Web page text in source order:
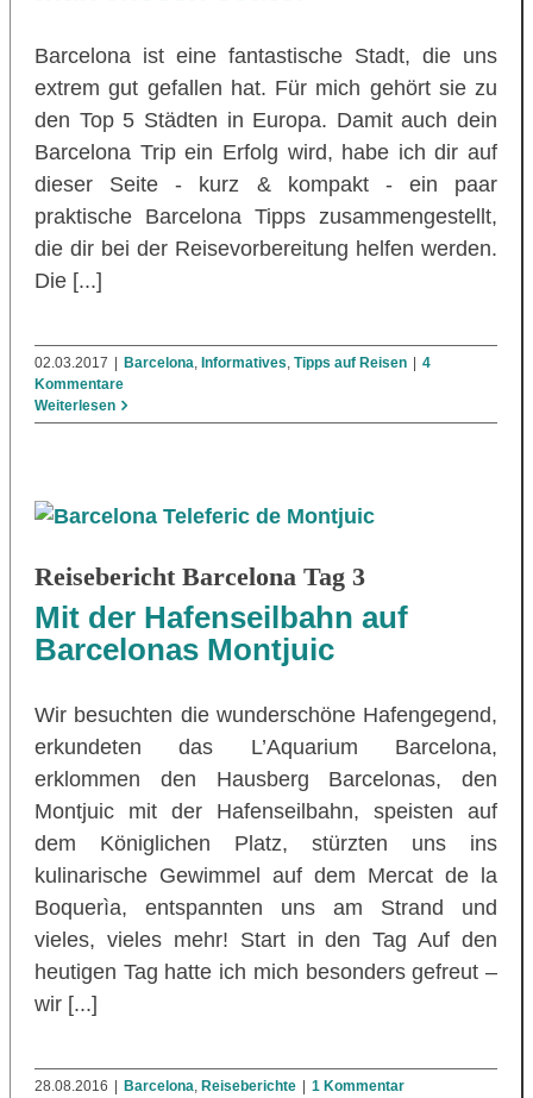
Barcelona ist eine fantastische Stadt, die uns
extrem gut gefallen hat. Für mich gehört sie zu
den Top 5 Städten in Europa. Damit auch dein
Barcelona Trip ein Erfolg wird, habe ich dir auf
dieser Seite - kurz & kompakt - ein paar
praktische Barcelona Tipps zusammengestellt,
die dir bei der Reisevorbereitung helfen werden.
Die [...]
02.03.2017 | Barcelona Informatives Tipps auf Reisen | 4
Kommentare
Weiterlesen
Reisebericht Barcelona Tag 3
Mit der Hafenseilbahn auf
Barcelonas Montjuic
Wir besuchten die wunderschöne Hafengegend,
erkundeten das L’Aquarium Barcelona,
erklommen den Hausberg Barcelonas, den
Montjuic mit der Hafenseilbahn, speisten auf
dem Königlichen Platz, stürzten uns ins
kulinarische Gewimmel auf dem Mercat de la
Boquerìa, entspannten uns am Strand und
vieles, vieles mehr! Start in den Tag Auf den
heutigen Tag hatte ich mich besonders gefreut –
wir [...]
28.08.2016 Barcelona, Reiseberichte
1 Kommentar